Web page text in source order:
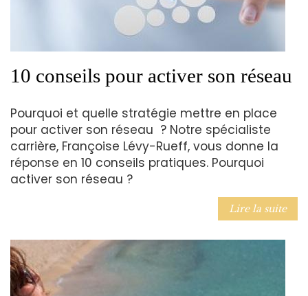
10 conseils pour activer son réseau
Pourquoi et quelle stratégie mettre en place
pour activer son réseau ? Notre spécialiste
carrière, Françoise Lévy-Rueff, vous donne la
réponse en 10 conseils pratiques. Pourquoi
activer son réseau ?
Lire la suite